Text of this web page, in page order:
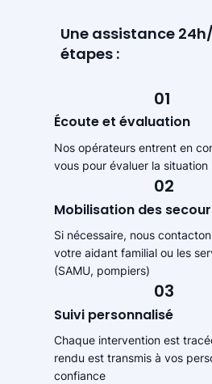
Une assistance
étapes :
01
Écoute et évaluation
Nos opérateurs entrent en
vous pour évaluer la situation
02
Mobilisation des
Si nécessaire, nous
votre aidant familial ou les
(SAMU, pompiers)
03
Suivi personnalisé
Chaque intervention est
rendu est transmis à vos
confiance